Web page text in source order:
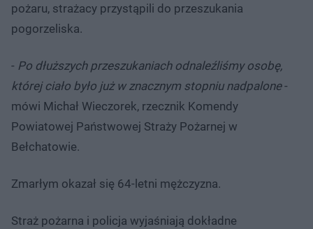
pożaru, strażacy przystąpili do przeszukania
pogorzeliska.
- Po dłuższych przeszukaniach odnaleźliśmy osobę,
której ciało było już w znacznym stopniu nadpalone-
mówi Michał Wieczorek, rzecznik Komendy
Powiatowej Państwowej Straży Pożarnej w
Bełchatowie.
Zmarłym okazał się 64-letni mężczyzna.
Straż pożarna i policja wyjaśniają dokładne